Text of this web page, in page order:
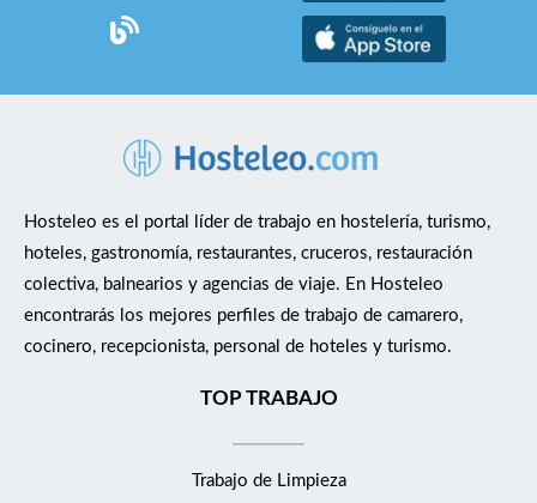
Hosteleo es el portal líder de trabajo en hostelería, turismo,
hoteles, gastronomía, restaurantes, cruceros, restauración
colectiva, balnearios y agencias de viaje. En Hosteleo
encontrarás los mejores perfiles de trabajo de camarero,
cocinero, recepcionista, personal de hoteles y turismo.
TOP TRABAJO
Trabajo de Limpieza